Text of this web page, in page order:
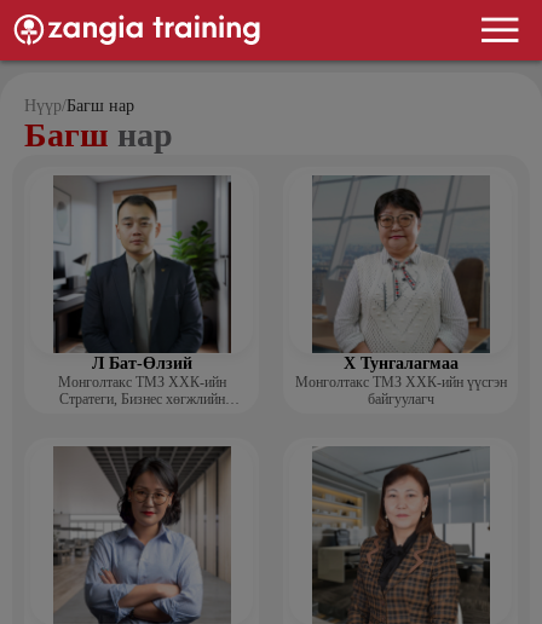
Нүүр/Багш нар
Багш нар
Л Бат-Өлзий
Монголтакс ТМЗ ХХК-ийн
Стратеги, Бизнес хөгжлийн
Х Тунгалагмаа
Монголтакс ТМЗ ХХК-ийн үүсгэн
байгуулагч